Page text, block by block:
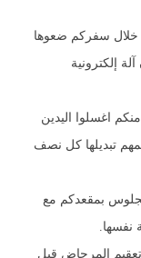
خلال سفركم ضعوها
إلكترونية
اغسلوا اليدين
تبديلها كل نصف
بمقعدكم مع
نفسها.
المرحاض قبل